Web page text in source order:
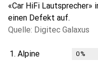
«Car HiFi Lautsprecher»
einen Defekt auf.
Quelle: Digitec Galaxus
1. Alpine 0%